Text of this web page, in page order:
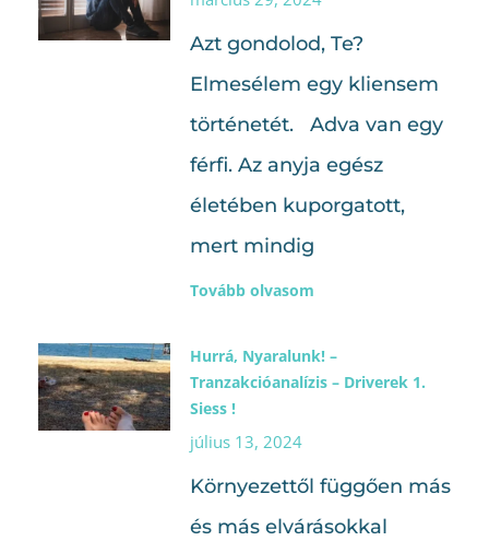
Azt gondolod, Te?
Elmesélem egy kliensem
történetét. Adva van egy
férfi. Az anyja egész
életében kuporgatott,
mert mindig
Tovább olvasom
Hurrá, Nyaralunk! –
Tranzakcióanalízis – Driverek 1.
Siess !
július 13, 2024
Környezettől függően más
és más elvárásokkal